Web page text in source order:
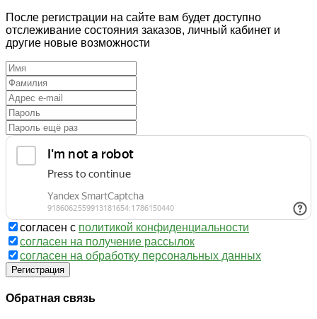
После регистрации на сайте вам будет доступно
отслеживание состояния заказов, личный кабинет и
другие новые возможности
согласен с политикой конфиденциальности
согласен на получение рассылок
согласен на обработку персональных данных
Регистрация
Обратная связь